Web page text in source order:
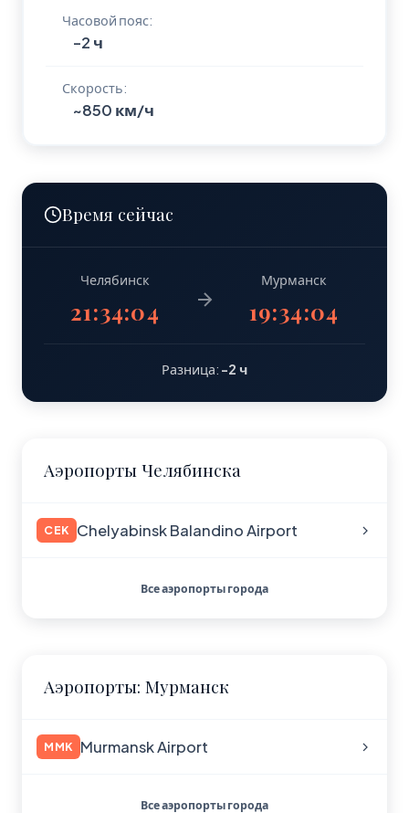
Часовой пояс:
-2 ч
Скорость:
~850 км/ч
Время сейчас
Челябинск
21:34:04
Мурманск
19:34:04
Разница: -2 ч
Аэропорты Челябинска
CEK Chelyabinsk Balandino Airport
Все аэропорты города
Аэропорты: Мурманск
MMK Murmansk Airport
Все аэропорты города